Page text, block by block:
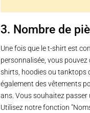
3. Nombre de
Une fois que le t-shirt est
personnalisée, vous
shirts, hoodies ou tanktops
également des vêtements
ans. Vous souhaitez passer
Utilisez notre fonction